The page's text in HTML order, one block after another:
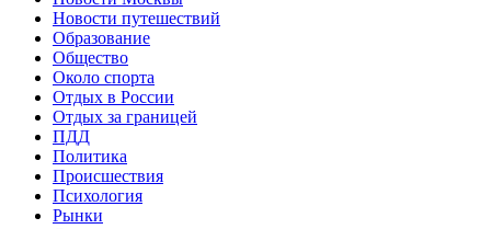
Новости путешествий
Образование
Общество
Около спорта
Отдых в России
Отдых за границей
ПДД
Политика
Происшествия
Психология
Рынки